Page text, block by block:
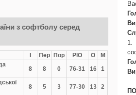
з софтболу серед
Пер Пор РІО О
М
8 8 0 76-31 16
1
8 5 3 77-30 13
2
1.